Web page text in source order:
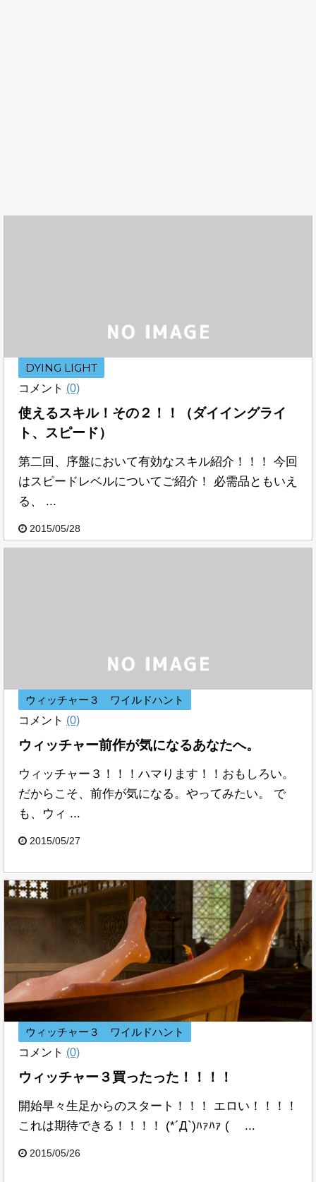
DYING LIGHT
コメント (0)
使えるスキル！その２！！（ダイイングライ
ト、スピード）
第二回、序盤において有効なスキル紹介！！！ 今回
はスピードレベルについてご紹介！ 必需品ともいえ
る、 ...
2015/05/28
ウィッチャー３ ワイルドハント
コメント (0)
ウィッチャー前作が気になるあなたへ。
ウィッチャー３！！！ハマります！！おもしろい。
だからこそ、前作が気になる。やってみたい。 で
も、ウィ ...
2015/05/27
ウィッチャー３ ワイルドハント
コメント (0)
ウィッチャー３買ったった！！！！
開始早々生足からのスタート！！！ エロい！！！！
これは期待できる！！！！ (*´Д`)ﾊｧﾊｧ ( ...
2015/05/26